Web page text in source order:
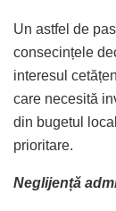
Un astfel de
consecințele
interesul
care necesită
din bugetul
prioritare.
Neglijență